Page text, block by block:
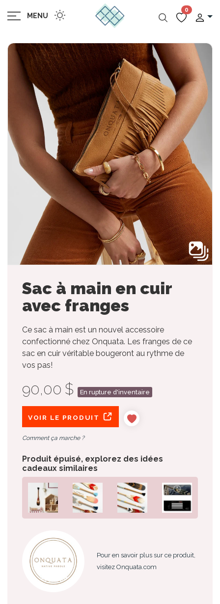
MENU
0
Sac à main en cuir
avec franges
Ce sac à main est un nouvel accessoire
confectionné chez Onquata. Les franges de ce
sac en cuir véritable bougeront au rythme de
vos pas!
90,00 $ En rupture d'inventaire
VOIR LE PRODUIT
Comment ça marche ?
Produit épuisé, explorez des idées
cadeaux similaires
Pour en savoir plus sur ce produit,
visitez Onquata.com